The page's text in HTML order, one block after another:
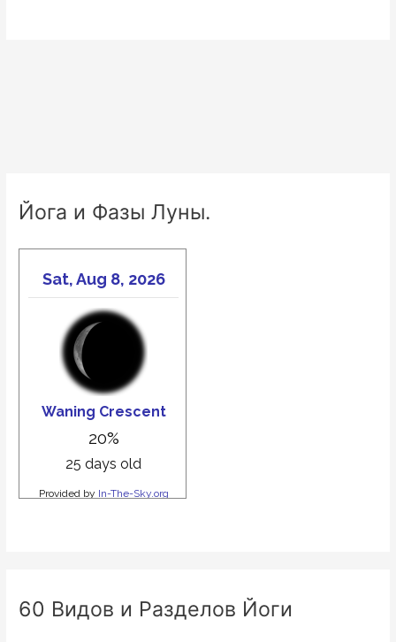
Йога и Фазы Луны.
60 Видов и Разделов Йоги